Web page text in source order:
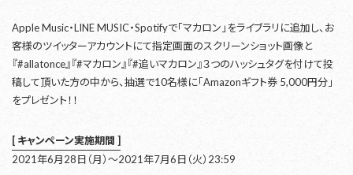
Apple Music・LINE MUSIC・Spotifyで「マカロン」をライブラリに追加し、お
客様のツイッターアカウントにて指定画面のスクリーンショット画像と
『#allatonce』『#マカロン』『#追いマカロン』３つのハッシュタグを付けて投
稿して頂いた方の中から、抽選で10名様に「Amazonギフト券 5,000円分」
をプレゼント！！
[ キャンペーン実施期間 ]
2021年6月28日（月）〜2021年7月6日（火）23:59